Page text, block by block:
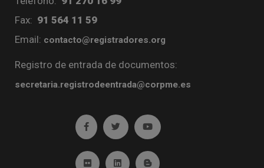
Fax: 91 564 11 59
Email: contacto@registradores.org
Registro de entrada de documentos:
secretaria.registrodeentrada@corpme.es
Ir a facebook (abre en ventana nueva)
Ir a twitter (abre en ventana nueva)
Ir a YouTube (abre en
Ir a Flickr (abre en ventana nueva)
Ir a Linkedin (abre en ventana nueva)
Ir al Blog (abre en ventana